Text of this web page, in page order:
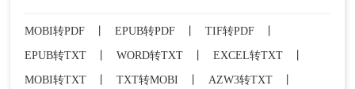
MOBI转PDF EPUB转PDF TIF转PDF
EPUB转TXT
WORD转TXT EXCEL转TXT
MOBI转TXT
TXT转MOBI AZW3转TXT